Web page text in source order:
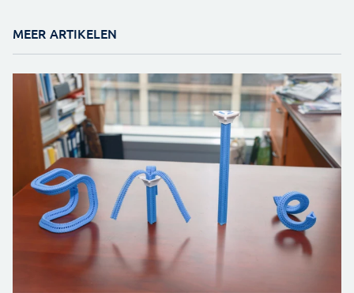
MEER ARTIKELEN